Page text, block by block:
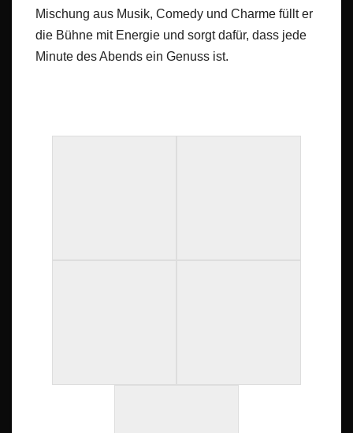
Mischung aus Musik, Comedy und Charme füllt er
die Bühne mit Energie und sorgt dafür, dass jede
Minute des Abends ein Genuss ist.